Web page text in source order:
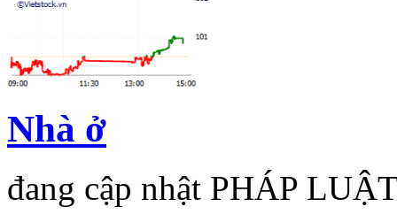
Nhà ở
đang cập nhật PHÁP